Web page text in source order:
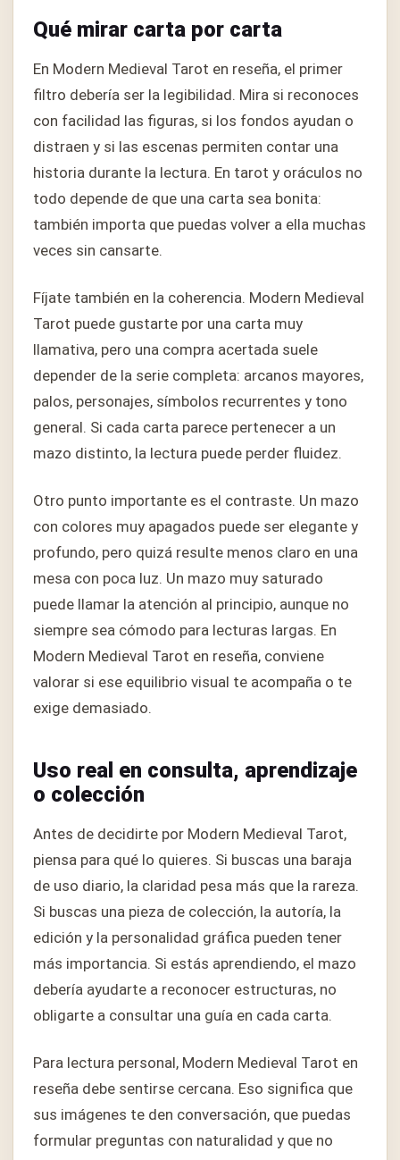
Qué mirar carta por carta
En Modern Medieval Tarot en reseña, el primer
filtro debería ser la legibilidad. Mira si reconoces
con facilidad las figuras, si los fondos ayudan o
distraen y si las escenas permiten contar una
historia durante la lectura. En tarot y oráculos no
todo depende de que una carta sea bonita:
también importa que puedas volver a ella muchas
veces sin cansarte.
Fíjate también en la coherencia. Modern Medieval
Tarot puede gustarte por una carta muy
llamativa, pero una compra acertada suele
depender de la serie completa: arcanos mayores,
palos, personajes, símbolos recurrentes y tono
general. Si cada carta parece pertenecer a un
mazo distinto, la lectura puede perder fluidez.
Otro punto importante es el contraste. Un mazo
con colores muy apagados puede ser elegante y
profundo, pero quizá resulte menos claro en una
mesa con poca luz. Un mazo muy saturado
puede llamar la atención al principio, aunque no
siempre sea cómodo para lecturas largas. En
Modern Medieval Tarot en reseña, conviene
valorar si ese equilibrio visual te acompaña o te
exige demasiado.
Uso real en consulta, aprendizaje
o colección
Antes de decidirte por Modern Medieval Tarot,
piensa para qué lo quieres. Si buscas una baraja
de uso diario, la claridad pesa más que la rareza.
Si buscas una pieza de colección, la autoría, la
edición y la personalidad gráfica pueden tener
más importancia. Si estás aprendiendo, el mazo
debería ayudarte a reconocer estructuras, no
obligarte a consultar una guía en cada carta.
Para lectura personal, Modern Medieval Tarot en
reseña debe sentirse cercana. Eso significa que
sus imágenes te den conversación, que puedas
formular preguntas con naturalidad y que no